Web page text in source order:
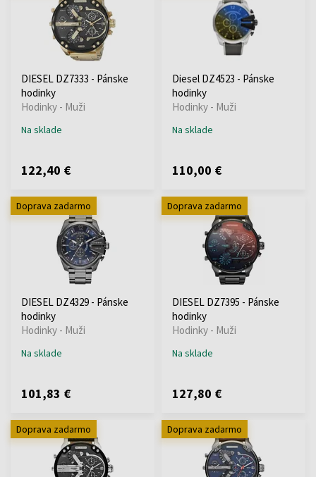
DIESEL DZ7333 - Pánske
hodinky
Hodinky - Muži
Na sklade
122,40 €
Diesel DZ4523 - Pánske
hodinky
Hodinky - Muži
Na sklade
110,00 €
Doprava zadarmo
DIESEL DZ4329 - Pánske
hodinky
Hodinky - Muži
Na sklade
101,83 €
Doprava zadarmo
DIESEL DZ7395 - Pánske
hodinky
Hodinky - Muži
Na sklade
127,80 €
Doprava zadarmo Doprava zadarmo